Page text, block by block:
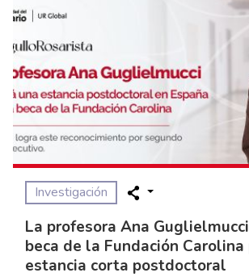
Investigación
La profesora Ana
beca de la Fundación Carolina
estancia corta postdoctoral